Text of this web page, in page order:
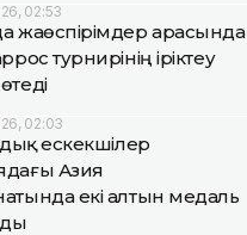
02:53
жаөспірімдер арасында
турнирінің іріктеу
02:03
ескекшілер
Азия
екі алтын медаль